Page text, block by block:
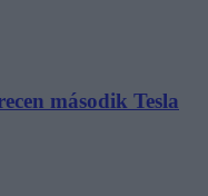
második Tesla